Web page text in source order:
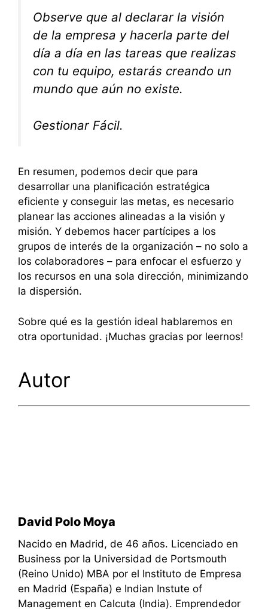
Observe que al declarar la visión
de la empresa y hacerla parte del
día a día en las tareas que realizas
con tu equipo, estarás creando un
mundo que aún no existe.
Gestionar Fácil.
En resumen, podemos decir que para
desarrollar una planificación estratégica
eficiente y conseguir las metas, es necesario
planear las acciones alineadas a la visión y
misión. Y debemos hacer partícipes a los
grupos de interés de la organización – no solo a
los colaboradores – para enfocar el esfuerzo y
los recursos en una sola dirección, minimizando
la dispersión.
Sobre qué es la gestión ideal hablaremos en
otra oportunidad. ¡Muchas gracias por leernos!
Autor
David Polo Moya
Nacido en Madrid, de 46 años. Licenciado en
Business por la Universidad de Portsmouth
(Reino Unido) MBA por el Instituto de Empresa
en Madrid (España) e Indian Instute of
Management en Calcuta (India). Emprendedor